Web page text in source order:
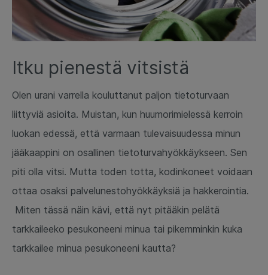
Itku pienestä vitsistä
Olen urani varrella kouluttanut paljon tietoturvaan
liittyviä asioita. Muistan, kun huumorimielessä kerroin
luokan edessä, että varmaan tulevaisuudessa minun
jääkaappini on osallinen tietoturvahyökkäykseen. Sen
piti olla vitsi. Mutta toden totta, kodinkoneet voidaan
ottaa osaksi palvelunestohyökkäyksiä ja hakkerointia.
Miten tässä näin kävi, että nyt pitääkin pelätä
tarkkaileeko pesukoneeni minua tai pikemminkin kuka
tarkkailee minua pesukoneeni kautta?